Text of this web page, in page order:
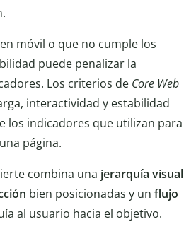
móvil o que no cumple los
puede penalizar la
Los criterios de Core Web
interactividad y estabilidad
los indicadores que utilizan para
página.
combina una jerarquía visual
bien posicionadas y un flujo
al usuario hacia el objetivo.